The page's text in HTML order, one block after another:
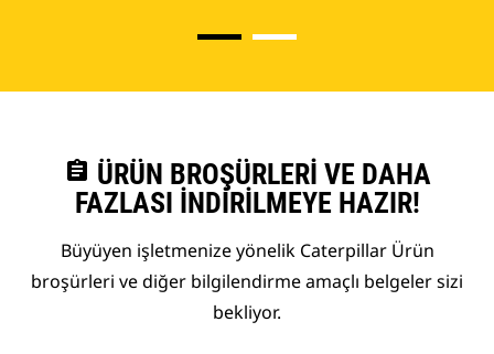
assignment ÜRÜN BROŞÜRLERI VE DAHA
FAZLASI İNDIRILMEYE HAZIR!
Büyüyen işletmenize yönelik Caterpillar Ürün
broşürleri ve diğer bilgilendirme amaçlı belgeler sizi
bekliyor.